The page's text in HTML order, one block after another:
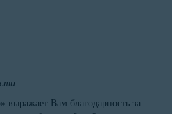
Вам благодарность за